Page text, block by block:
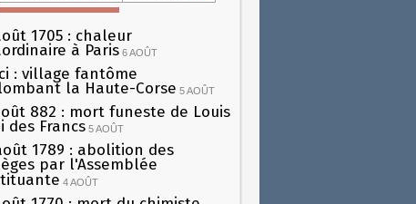
1705 : chaleur
à Paris 6 AOÛT
: village fantôme
la Haute-Corse 5 AOÛT
882 : mort funeste de Louis
des Francs 5 AOÛT
1789 : abolition des
par l'Assemblée
4 AOÛT